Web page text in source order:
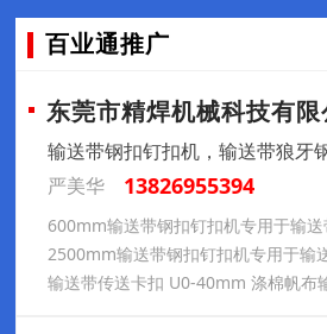
百业通推广
东莞市精焊机械科技有限
输送带钢扣钉扣机，输送带狼牙
严美华
13826955394